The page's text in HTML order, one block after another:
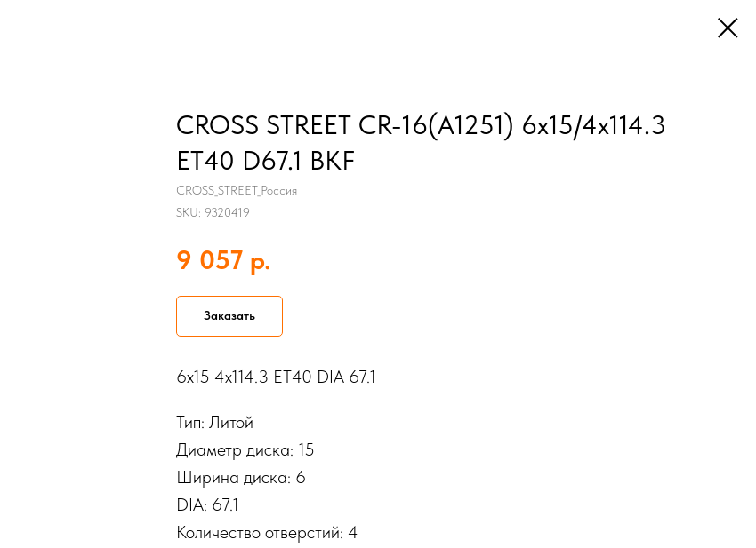
CROSS STREET CR-16(A1251) 6x15/4x114.3
ET40 D67.1 BKF
CROSS_STREET_Россия
SKU: 9320419
9 057 р.
Заказать
6x15 4x114.3 ET40 DIA 67.1
Тип: Литой
Диаметр диска: 15
Ширина диска: 6
DIA: 67.1
Количество отверстий: 4